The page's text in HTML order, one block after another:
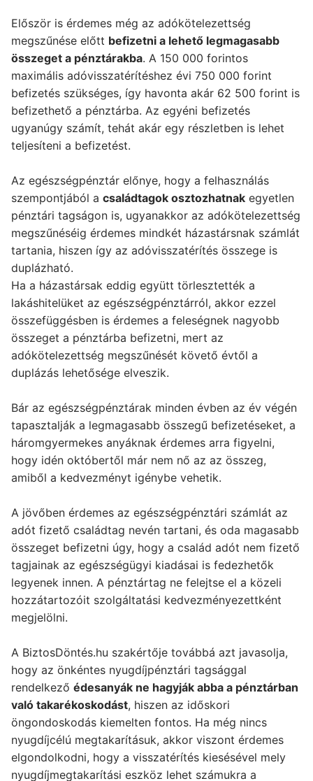
Először is érdemes még az adókötelezettség
megszűnése előtt befizetni a lehető legmagasabb
összeget a pénztárakba. A 150 000 forintos
maximális adóvisszatérítéshez évi 750 000 forint
befizetés szükséges, így havonta akár 62 500 forint is
befizethető a pénztárba. Az egyéni befizetés
ugyanúgy számít, tehát akár egy részletben is lehet
teljesíteni a befizetést.
Az egészségpénztár előnye, hogy a felhasználás
szempontjából a családtagok osztozhatnak egyetlen
pénztári tagságon is, ugyanakkor az adókötelezettség
megszűnéséig érdemes mindkét házastársnak számlát
tartania, hiszen így az adóvisszatérítés összege is
duplázható.
Ha a házastársak eddig együtt törlesztették a
lakáshitelüket az egészségpénztárról, akkor ezzel
összefüggésben is érdemes a feleségnek nagyobb
összeget a pénztárba befizetni, mert az
adókötelezettség megszűnését követő évtől a
duplázás lehetősége elveszik.
Bár az egészségpénztárak minden évben az év végén
tapasztalják a legmagasabb összegű befizetéseket, a
háromgyermekes anyáknak érdemes arra figyelni,
hogy idén októbertől már nem nő az az összeg,
amiből a kedvezményt igénybe vehetik.
A jövőben érdemes az egészségpénztári számlát az
adót fizető családtag nevén tartani, és oda magasabb
összeget befizetni úgy, hogy a család adót nem fizető
tagjainak az egészségügyi kiadásai is fedezhetők
legyenek innen. A pénztártag ne felejtse el a közeli
hozzátartozóit szolgáltatási kedvezményezettként
megjelölni.
A BiztosDöntés.hu szakértője továbbá azt javasolja,
hogy az önkéntes nyugdíjpénztári tagsággal
rendelkező édesanyák ne hagyják abba a pénztárban
való takarékoskodást, hiszen az időskori
öngondoskodás kiemelten fontos. Ha még nincs
nyugdíjcélú megtakarításuk, akkor viszont érdemes
elgondolkodni, hogy a visszatérítés kiesésével mely
nyugdíjmegtakarítási eszköz lehet számukra a